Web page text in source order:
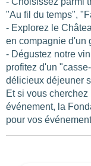
"Au fil du temps",
- Explorez le
en compagnie d'un
- Dégustez notre
profitez d'un
délicieux déjeuner
Et si vous
événement, la
pour vos
Les
BUDGET